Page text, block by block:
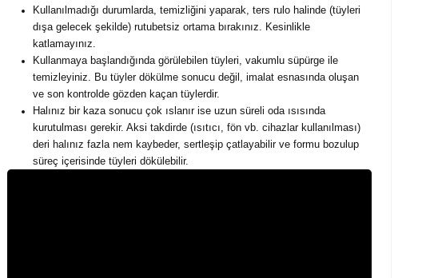
Kullanılmadığı durumlarda, temizliğini yaparak, ters rulo halinde (tüyleri
dışa gelecek şekilde) rutubetsiz ortama bırakınız. Kesinlikle
katlamayınız.
Kullanmaya başlandığında görülebilen tüyleri, vakumlu süpürge ile
temizleyiniz. Bu tüyler dökülme sonucu değil, imalat esnasında oluşan
ve son kontrolde gözden kaçan tüylerdir.
Halınız bir kaza sonucu çok ıslanır ise uzun süreli oda ısısında
kurutulması gerekir. Aksi takdirde (ısıtıcı, fön vb. cihazlar kullanılması)
deri halınız fazla nem kaybeder, sertleşip çatlayabilir ve formu bozulup
süreç içerisinde tüyleri dökülebilir.